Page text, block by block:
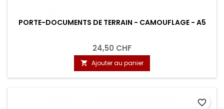
PORTE-DOCUMENTS DE TERRAIN - CAMOUFLAGE - A5
24,50 CHF
 Ajouter au panier
favorite_border